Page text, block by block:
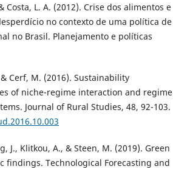
Costa, L. A. (2012). Crise dos alimentos e
no contexto de uma política de
no Brasil. Planejamento e políticas
Cerf, M. (2016). Sustainability
of niche-regime interaction and regime
Journal of Rural Studies, 48, 92-103.
J., Klitkou, A., & Steen, M. (2019). Green
findings. Technological Forecasting and